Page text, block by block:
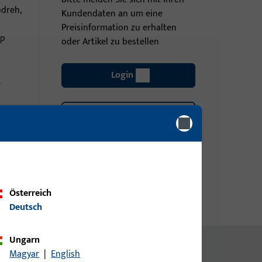
Kundendaten an um eine
Preisinformation zu erhalten
oder Artikel zu bestellen
Login
Österreich
Deutsch
Ungarn
Magyar | English